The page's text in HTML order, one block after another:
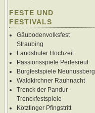
FESTE UND
FESTIVALS
Gäubodenvolksfest
Straubing
Landshuter Hochzeit
Passionsspiele Perlesreut
Burgfestspiele Neunussberg
Waldkirchner Rauhnacht
Trenck der Pandur -
Trenckfestspiele
Kötztinger Pfingstritt